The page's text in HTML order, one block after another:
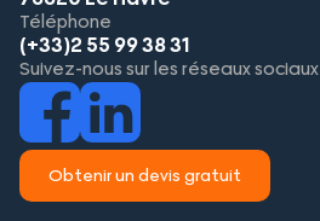
Téléphone
(+33)2 55 99 38 31
Suivez-nous sur les réseaux sociaux
Obtenir un devis gratuit